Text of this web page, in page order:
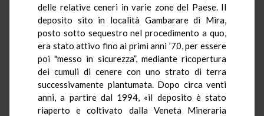
delle relative ceneri in varie zone del Paese. Il
deposito sito in località Gambararedi Mira,
posto sotto sequestro nel procedimento a quo,
era stato attivo fino ai primi anni ’70, per essere
poi "messo in sicurezza”, mediante ricopertura
dei cumuli di cenere con uno strato di terra
successivamente piantumata. Dopo circa venti
anni, a partire dal 1994, «il deposito è stato
riaperto e coltivato dalla Veneta Mineraria